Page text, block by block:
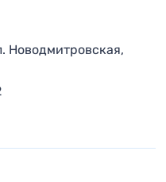
Новодмитровская,